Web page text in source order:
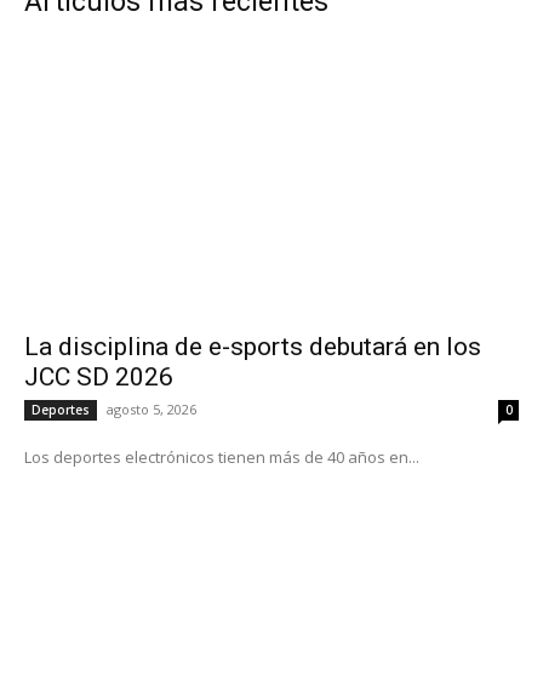
La disciplina de e-sports debutará en los
JCC SD 2026
Deportes agosto 5, 2026 0
Los deportes electrónicos tienen más de 40 años en...